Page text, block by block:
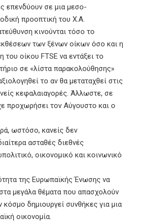
επενδύουν σε μια μεσο-
προοπτική του Χ.Α.
κινούνται τόσο το
των ξένων οίκων όσο και η
οίκου FTSE να εντάξει το
σε «λίστα παρακολούθησης»
το αν θα μεταταχθεί στις
κεφαλαιαγορές. Άλλωστε, σε
προχωρήσει τον Αύγουστο και ο
ωστόσο, κανείς δεν
ασταθές διεθνές
οικονομικό και κοινωνικό
της Ευρωπαϊκής Ένωσης να
μεγάλα θέματα που απασχολούν
δημιουργεί συνθήκες για μια
οικονομία.